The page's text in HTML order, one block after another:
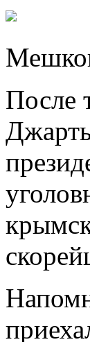
После